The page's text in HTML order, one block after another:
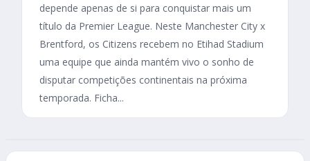
depende apenas de si para conquistar mais um
título da Premier League. Neste Manchester City x
Brentford, os Citizens recebem no Etihad Stadium
uma equipe que ainda mantém vivo o sonho de
disputar competições continentais na próxima
temporada. Ficha...